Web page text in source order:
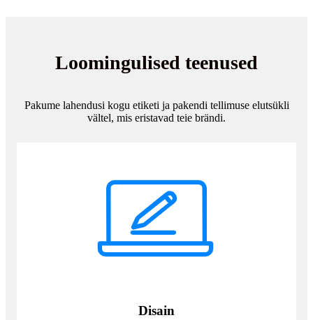
Loomingulised teenused
Pakume lahendusi kogu etiketi ja pakendi tellimuse elutsükli
vältel, mis eristavad teie brändi.
Disain